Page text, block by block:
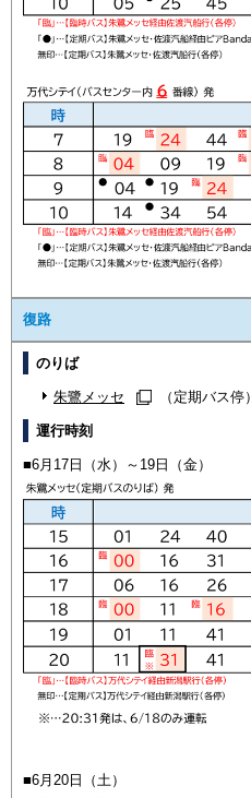
復路
のりば
朱鷺メッセ （定期バス停）
運行時刻
■6月17日（水）～19日（金）
■6月20日（土）